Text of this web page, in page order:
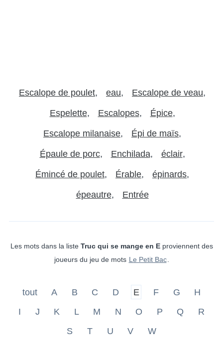
Escalope de poulet eau Escalope de veau
Espelette Escalopes Épice
Escalope milanaise Épi de maïs
Épaule de porc Enchilada éclair
Émincé de poulet Érable épinards
épeautre Entrée
Les mots dans la liste Truc qui se mange en Eproviennent des
joueurs du jeu de mots Le Petit Bac
tout A B C D E F G
H
I
J K L M N O P Q
R
S
T U V W